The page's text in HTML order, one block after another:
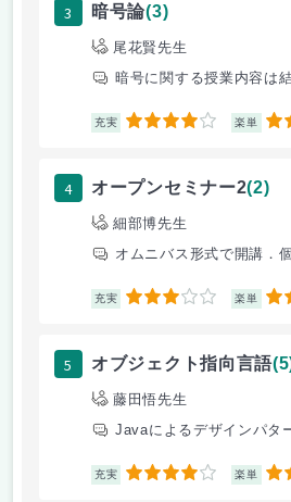
3 暗号論(3)
尾花賢先生
暗号に関する授業内容は
充実 4 楽単 3.5
4 オープンセミナー2(2)
細部博先生
オムニバス形式で開講．
充実 3 楽単 1.5
5 オブジェクト指向言語
藤田悟先生
Javaによるデザインパタ
充実 4 楽単 4